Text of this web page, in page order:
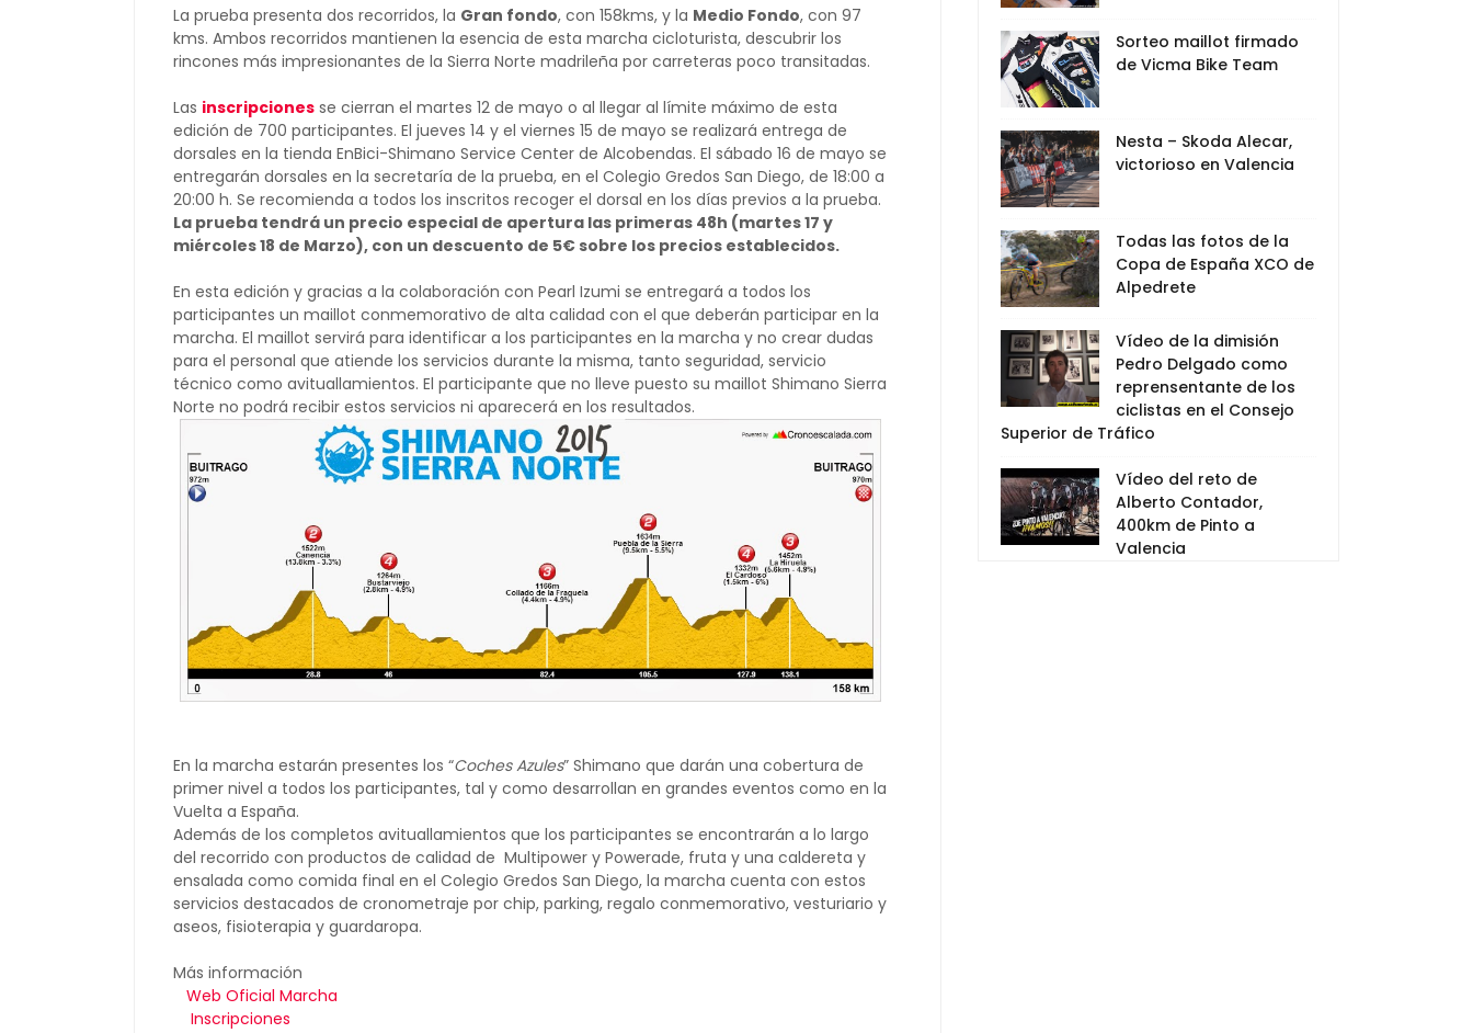
La prueba presenta dos recorridos, la Gran fondo, con 158kms, y la Medio Fondo, con 97
kms. Ambos recorridos mantienen la esencia de esta marcha cicloturista, descubrir los
rincones más impresionantes de la Sierra Norte madrileña por carreteras poco transitadas.
Las inscripciones se cierran el martes 12 de mayo o al llegar al límite máximo de esta
edición de 700 participantes. El jueves 14 y el viernes 15 de mayo se realizará entrega de
dorsales en la tienda EnBici-Shimano Service Center de Alcobendas. El sábado 16 de mayo se
entregarán dorsales en la secretaría de la prueba, en el Colegio Gredos San Diego, de 18:00 a
20:00 h. Se recomienda a todos los inscritos recoger el dorsal en los días previos a la prueba.
La prueba tendrá un precio especial de apertura las primeras 48h (martes 17 y
miércoles 18 de Marzo), con un descuento de 5€ sobre los precios establecidos.
En esta edición y gracias a la colaboración con Pearl Izumi se entregará a todos los
participantes un maillot conmemorativo de alta calidad con el que deberán participar en la
marcha. El maillot servirá para identificar a los participantes en la marcha y no crear dudas
para el personal que atiende los servicios durante la misma, tanto seguridad, servicio
técnico como avituallamientos. El participante que no lleve puesto su maillot Shimano Sierra
Norte no podrá recibir estos servicios ni aparecerá en los resultados.
En la marcha estarán presentes los “Coches Azules” Shimano que darán una cobertura de
primer nivel a todos los participantes, tal y como desarrollan en grandes eventos como en la
Vuelta a España.
Además de los completos avituallamientos que los participantes se encontrarán a lo largo
del recorrido con productos de calidad de Multipower y Powerade, fruta y una caldereta y
ensalada como comida final en el Colegio Gredos San Diego, la marcha cuenta con estos
servicios destacados de cronometraje por chip, parking, regalo conmemorativo, vesturiario y
aseos, fisioterapia y guardaropa.
Más información
Web Oficial Marcha
Inscripciones
Sorteo maillot firmado
de Vicma Bike Team
Nesta – Skoda Alecar,
victorioso en Valencia
Todas las fotos de la
Copa de España XCO de
Alpedrete
Vídeo de la dimisión
Pedro Delgado como
reprensentante de los
ciclistas en el Consejo
Superior de Tráfico
Vídeo del reto de
Alberto Contador,
400km de Pinto a
Valencia